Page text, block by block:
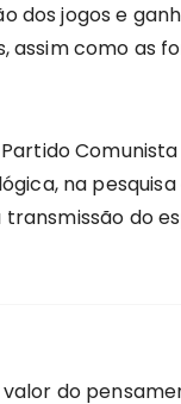
dos jogos e
como as
Comunista
na
do
do